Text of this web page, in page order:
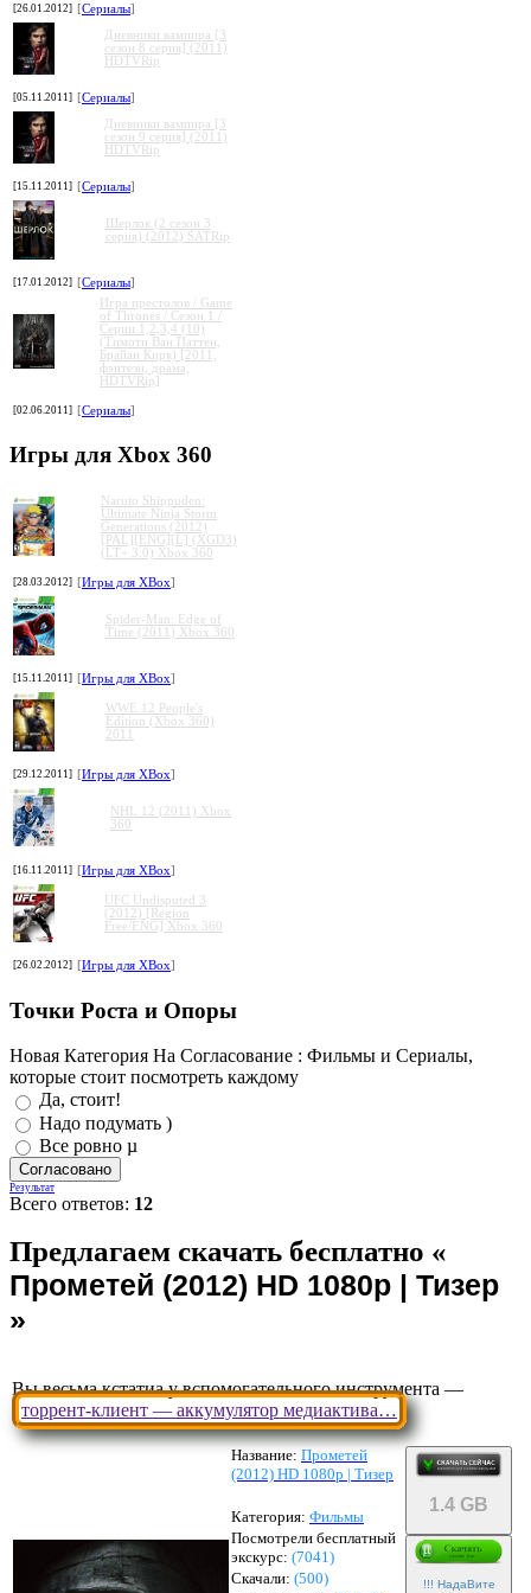
[26.01.2012] [Сериалы]
Дневники вампира [3
сезон 8 серия] (2011)
HDTVRip
[05.11.2011] [Сериалы]
Дневники вампира [3
сезон 9 серия] (2011)
HDTVRip
[15.11.2011] [Сериалы]
Шерлок (2 сезон 3
серия) (2012) SATRip
[17.01.2012] [Сериалы]
Игра престолов / Game
of Thrones / Сезон 1 /
Серии 1,2,3,4 (10)
(Тимоти Ван Паттен,
Брайан Кирк) [2011,
фэнтези, драма,
HDTVRip]
[02.06.2011] [Сериалы]
Игры для Xbox 360
Naruto Shippuden:
Ultimate Ninja Storm
Generations (2012)
[PAL][ENG][L] (XGD3)
(LT+ 3.0) Xbox 360
[28.03.2012] [Игры для XBox]
Spider-Man: Edge of
Time (2011) Xbox 360
[15.11.2011] [Игры для XBox]
WWE 12 People's
Edition (Xbox 360)
2011
[29.12.2011] [Игры для XBox]
NHL 12 (2011) Xbox
360
[16.11.2011] [Игры для XBox]
UFC Undisputed 3
(2012) [Region
Free/ENG] Xbox 360
[26.02.2012] [Игры для XBox]
Точки Роста и Опоры
Новая Категория На Согласование : Фильмы и Сериалы,
которые стоит посмотреть каждому
Да, стоит!
Надо подумать )
Все ровно µ
Результат
Всего ответов: 12
Вы весьма кстатиа у вспомогательного инструмента —
торрент-клиент — аккумулятор медиактива…
Название: Прометей
(2012) HD 1080p | Тизер
1.4 GB
!!! НадаВите
Категория: Фильмы
Посмотрели бесплатный
экскурс: (7041)
Скачали: (500)